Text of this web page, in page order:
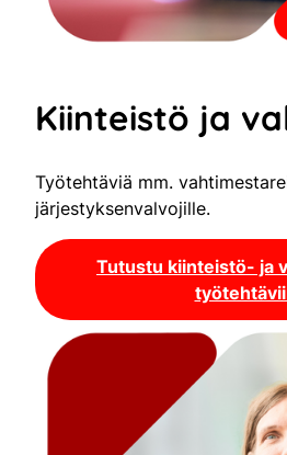
Kiinteistö ja
Työtehtäviä mm.
järjestyksenvalvojille.
Tutustu kiinteistö- ja